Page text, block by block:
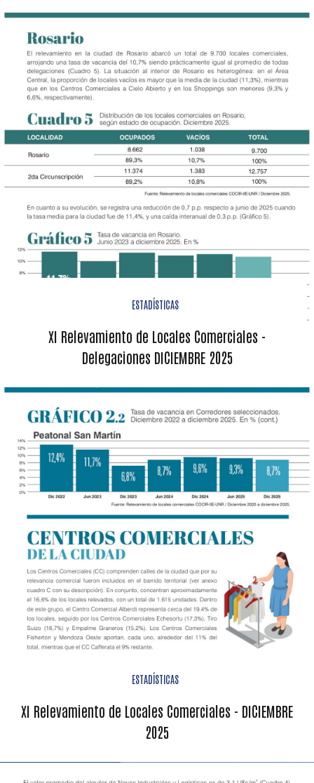
ESTADÍSTICAS
XI Relevamiento de Locales Comerciales -
Delegaciones DICIEMBRE 2025
ESTADÍSTICAS
XI Relevamiento de Locales Comerciales - DICIEMBRE
2025